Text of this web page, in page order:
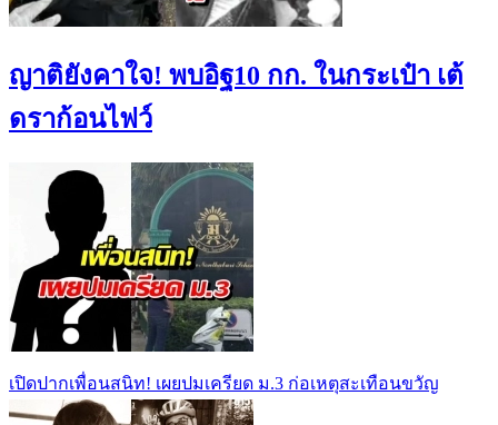
ญาติยังคาใจ! พบอิฐ10 กก. ในกระเป๋า เต้
ดราก้อนไฟว์
เปิดปากเพื่อนสนิท! เผยปมเครียด ม.3 ก่อเหตุสะเทือนขวัญ